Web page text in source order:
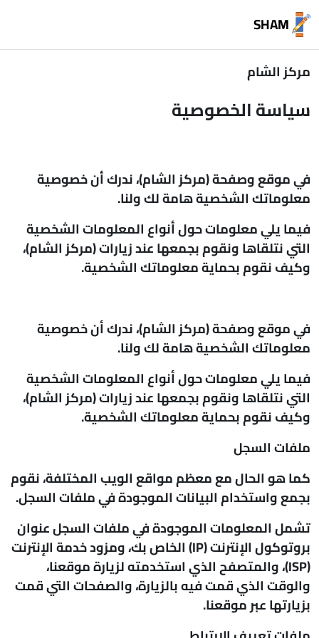
تخطى إلى المحتوى الرئيسي
SHAM
مركز الشام
سياسة الخصوصية
في موقع وصفحة (مركز الشام)، ندرك أن خصوصية
معلوماتك الشخصية هامة لك ولنا.
فيما يلي معلومات حول أنواع المعلومات الشخصية
التي نتلقاها ونقوم بجمعها عند زيارات (مركز الشام)،
وكيف نقوم بحماية معلوماتك الشخصية.
في موقع وصفحة (مركز الشام)، ندرك أن خصوصية
معلوماتك الشخصية هامة لك ولنا.
فيما يلي معلومات حول أنواع المعلومات الشخصية
التي نتلقاها ونقوم بجمعها عند زيارات (مركز الشام)،
وكيف نقوم بحماية معلوماتك الشخصية.
ملفات السجل
كما هو الحال مع معظم مواقع الويب المختلفة، نقوم
بجمع واستخدام البيانات الموجودة في ملفات السجل.
تشمل المعلومات الموجودة في ملفات السجل عنوان
بروتوكول الإنترنت (IP) الخاص بك، ومزود خدمة الإنترنت
(ISP)، والمتصفح الذي استخدمته لزيارة موقعنا،
والوقت الذي قمت فيه بالزيارة، والصفحات التي قمت
بزيارتها عبر موقعنا.